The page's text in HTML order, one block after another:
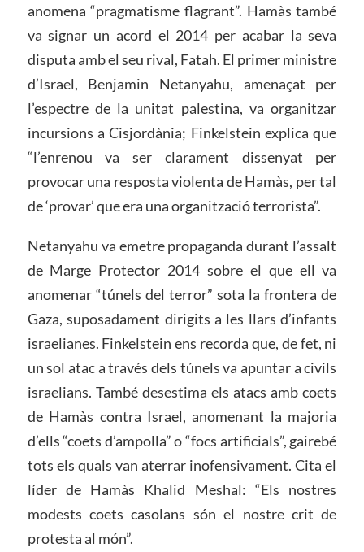
anomena “pragmatisme flagrant”. Hamàs també
va signar un acord el 2014 per acabar la seva
disputa amb el seu rival, Fatah. El primer ministre
d’Israel, Benjamin Netanyahu, amenaçat per
l’espectre de la unitat palestina, va organitzar
incursions a Cisjordània; Finkelstein explica que
“l’enrenou va ser clarament dissenyat per
provocar una resposta violenta de Hamàs, per tal
de ‘provar’ que era una organització terrorista”.
Netanyahu va emetre propaganda durant l’assalt
de Marge Protector 2014 sobre el que ell va
anomenar “túnels del terror” sota la frontera de
Gaza, suposadament dirigits a les llars d’infants
israelianes. Finkelstein ens recorda que, de fet, ni
un sol atac a través dels túnels va apuntar a civils
israelians. També desestima els atacs amb coets
de Hamàs contra Israel, anomenant la majoria
d’ells “coets d’ampolla” o “focs artificials”, gairebé
tots els quals van aterrar inofensivament. Cita el
líder de Hamàs Khalid Meshal: “Els nostres
modests coets casolans són el nostre crit de
protesta al món”.